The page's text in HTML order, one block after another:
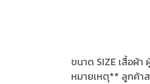
ขนาด SIZE เสื้อผ้
หมายเหตุ** ลูกค้า